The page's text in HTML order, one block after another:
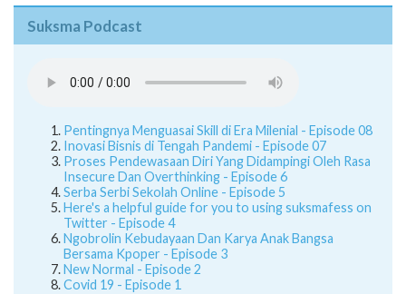
Suksma Podcast
Pentingnya Menguasai Skill di Era Milenial - Episode 08
Inovasi Bisnis di Tengah Pandemi - Episode 07
Proses Pendewasaan Diri Yang Didampingi Oleh Rasa
Insecure Dan Overthinking - Episode 6
Serba Serbi Sekolah Online - Episode 5
Here's a helpful guide for you to using suksmafess on
Twitter - Episode 4
Ngobrolin Kebudayaan Dan Karya Anak Bangsa
Bersama Kpoper - Episode 3
New Normal - Episode 2
Covid 19 - Episode 1